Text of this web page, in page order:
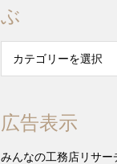
ぶ
広告表示
みんなの工務店リサー